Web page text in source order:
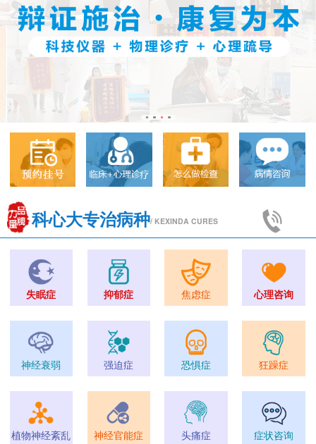
科心大专治病种/ KEXINDA CURES
失眠症 抑郁症 焦虑症 心理咨询
神经衰弱 强迫症 恐惧症 狂躁症
植物神经紊乱 神经官能症 头痛症 症状咨询